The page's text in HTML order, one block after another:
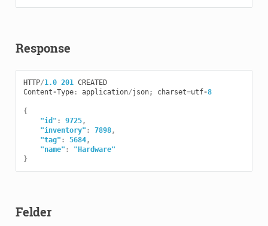
Response
HTTP/1.0 201 CREATED
Content-Type: application/json; charset=utf-8
{
"id" : 9725,
"inventory" : 7898,
"tag" : 5684,
"name" :
"Hardware"
}
Felder